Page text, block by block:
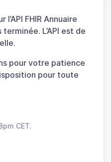
FHIR Annuaire
L’API est de
pour votre patience
pour toute
CET.